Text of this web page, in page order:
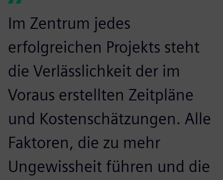
Im Zentrum jedes
erfolgreichen Projekts steht
die Verlässlichkeit der im
Voraus erstellten Zeitpläne
und Kostenschätzungen. Alle
Faktoren, die zu mehr
Ungewissheit führen und die